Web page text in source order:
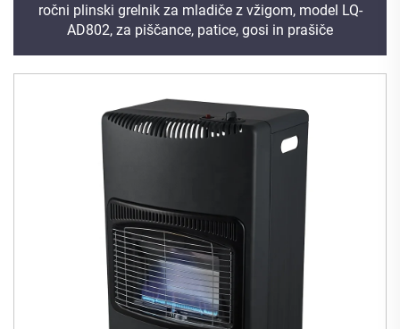
ročni plinski grelnik za mladiče z vžigom, model LQ-
AD802, za piščance, patice, gosi in prašiče